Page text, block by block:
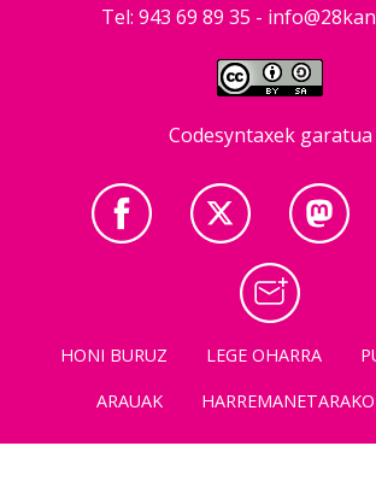
Tel: 943 69 89 35 -
Codesyntaxek garatua
HONI BURUZ LEGE OHARRA
ARAUAK
HARREMANETARAKO